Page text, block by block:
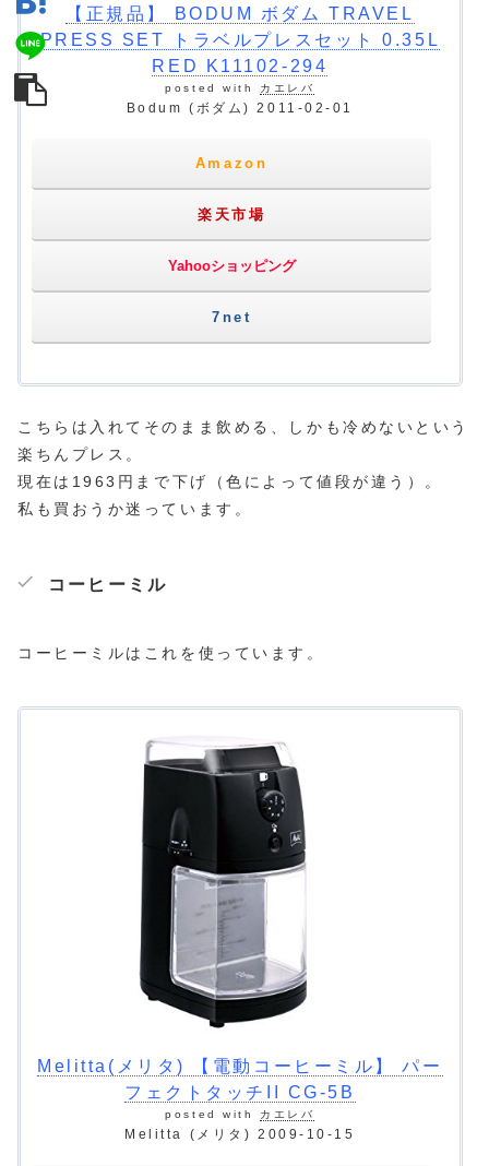
【正規品】 BODUM ボダム TRAVEL
PRESS SET トラベルプレスセット 0.35L
RED K11102-294
posted with カエレバ
Bodum (ボダム) 2011-02-01
Amazon
楽天市場
Yahooショッピング
7net
こちらは入れてそのまま飲める、しかも冷めないという
楽ちんプレス。
現在は1963円まで下げ（色によって値段が違う）。
私も買おうか迷っています。
コーヒーミル
コーヒーミルはこれを使っています。
Melitta(メリタ) 【電動コーヒーミル】 パー
フェクトタッチII CG-5B
posted with カエレバ
Melitta (メリタ) 2009-10-15